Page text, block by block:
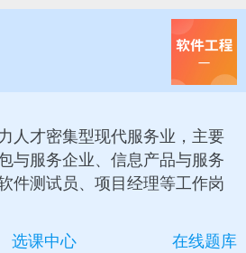
人才密集型现代服务业，主要
与服务企业、信息产品与服务
件测试员、项目经理等工作岗
选课中心 在线题库